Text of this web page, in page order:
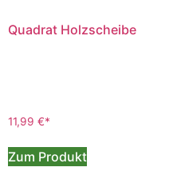
Quadrat Holzscheibe
11,99 €
Zum Produkt